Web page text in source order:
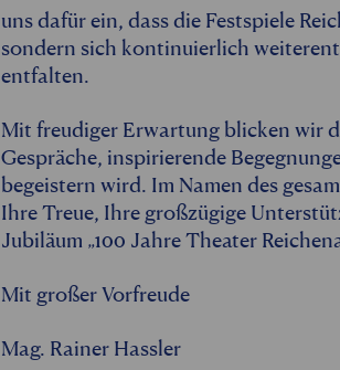
uns dafür ein, dass die Festspiele
sondern sich kontinuierlich
entfalten.
Mit freudiger Erwartung blicken wir
Gespräche, inspirierende
begeistern wird. Im Namen des
Ihre Treue, Ihre großzügige
Jubiläum „100 Jahre Theater
Mit großer Vorfreude
Mag. Rainer Hassler